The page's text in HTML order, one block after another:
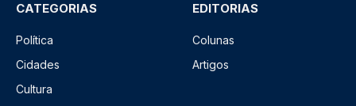
CATEGORIAS
Política
Cidades
Cultura
EDITORIAS
Colunas
Artigos